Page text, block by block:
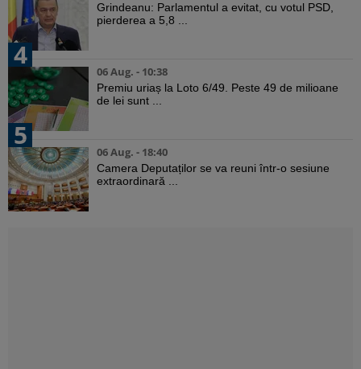
Grindeanu: Parlamentul a evitat, cu votul PSD,
pierderea a 5,8 ...
4
06 Aug. - 10:38
Premiu uriaș la Loto 6/49. Peste 49 de milioane
de lei sunt ...
5
06 Aug. - 18:40
Camera Deputaților se va reuni într-o sesiune
extraordinară ...